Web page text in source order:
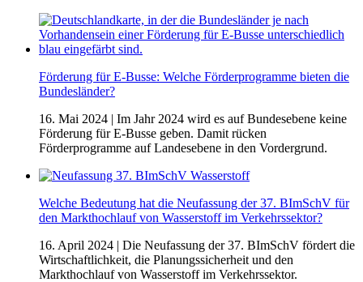
Förderung für E-Busse: Welche Förderprogramme bieten die
Bundesländer?
16. Mai 2024 | Im Jahr 2024 wird es auf Bundesebene keine
Förderung für E-Busse geben. Damit rücken
Förderprogramme auf Landesebene in den Vordergrund.
Welche Bedeutung hat die Neufassung der 37. BImSchV für
den Markthochlauf von Wasserstoff im Verkehrssektor?
16. April 2024 | Die Neufassung der 37. BImSchV fördert die
Wirtschaftlichkeit, die Planungssicherheit und den
Markthochlauf von Wasserstoff im Verkehrssektor.